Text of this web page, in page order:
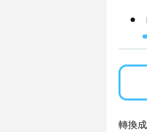
轉換成